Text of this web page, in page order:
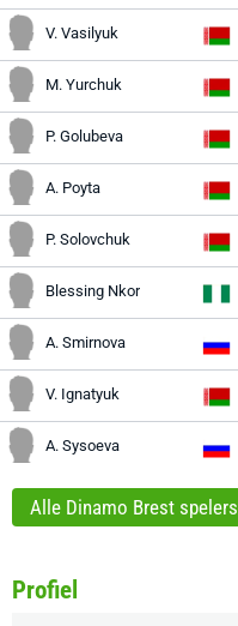
V. Vasilyuk
M. Yurchuk
P. Golubeva
A. Poyta
P. Solovchuk
Blessing Nkor
A. Smirnova
V. Ignatyuk
A. Sysoeva
Alle Dinamo Brest spelers
Profiel